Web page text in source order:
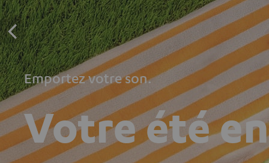
Emportez votre son.
Votre été